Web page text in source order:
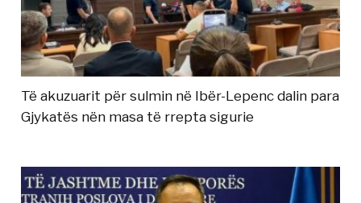
Të akuzuarit për sulmin në Ibër-Lepenc dalin para
Gjykatës nën masa të rrepta sigurie